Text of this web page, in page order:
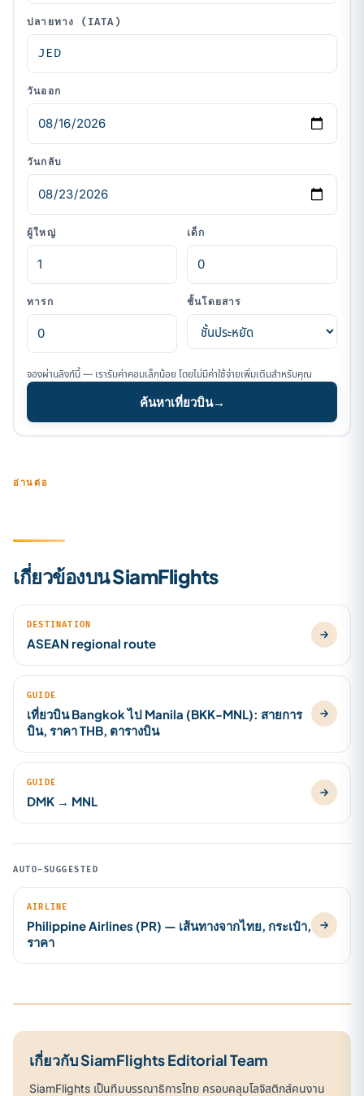
ปลายทาง (IATA)
วันออก
วันกลับ
ผู้ใหญ่ เด็ก
ทารก ชั้นโดยสาร
จองผ่านลิงก์นี้ — เรารับค่าคอมเล็กน้อย โดยไม่มีค่าใช้จ่ายเพิ่มเติมสำหรับคุณ
ค้นหาเที่ยวบิน→
อ่านต่อ
เกี่ยวข้องบน SiamFlights
DESTINATION
ASEAN regional route
GUIDE
เที่ยวบิน Bangkok ไป Manila (BKK-MNL): สายการ
บิน, ราคา THB, ตารางบิน
GUIDE
DMK → MNL
AUTO-SUGGESTED
AIRLINE
Philippine Airlines (PR) — เส้นทางจากไทย, กระเป๋า,
ราคา
เกี่ยวกับ SiamFlights Editorial Team
SiamFlights เป็นทีมบรรณาธิการไทย ครอบคลุมโลจิสติกส์คนงาน